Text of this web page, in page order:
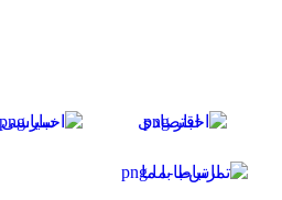
اقتصادی سیاسی
ارتباط با ما